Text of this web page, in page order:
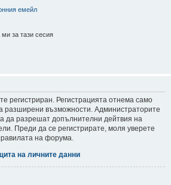
емейл
за тази сесия
регистриран. Регистрацията отнема само
разширени възможности. Администраторите
да разрешат допълнителни дейтвия на
Преди да се регистрирате, моля уверете
на форума.
на личните данни